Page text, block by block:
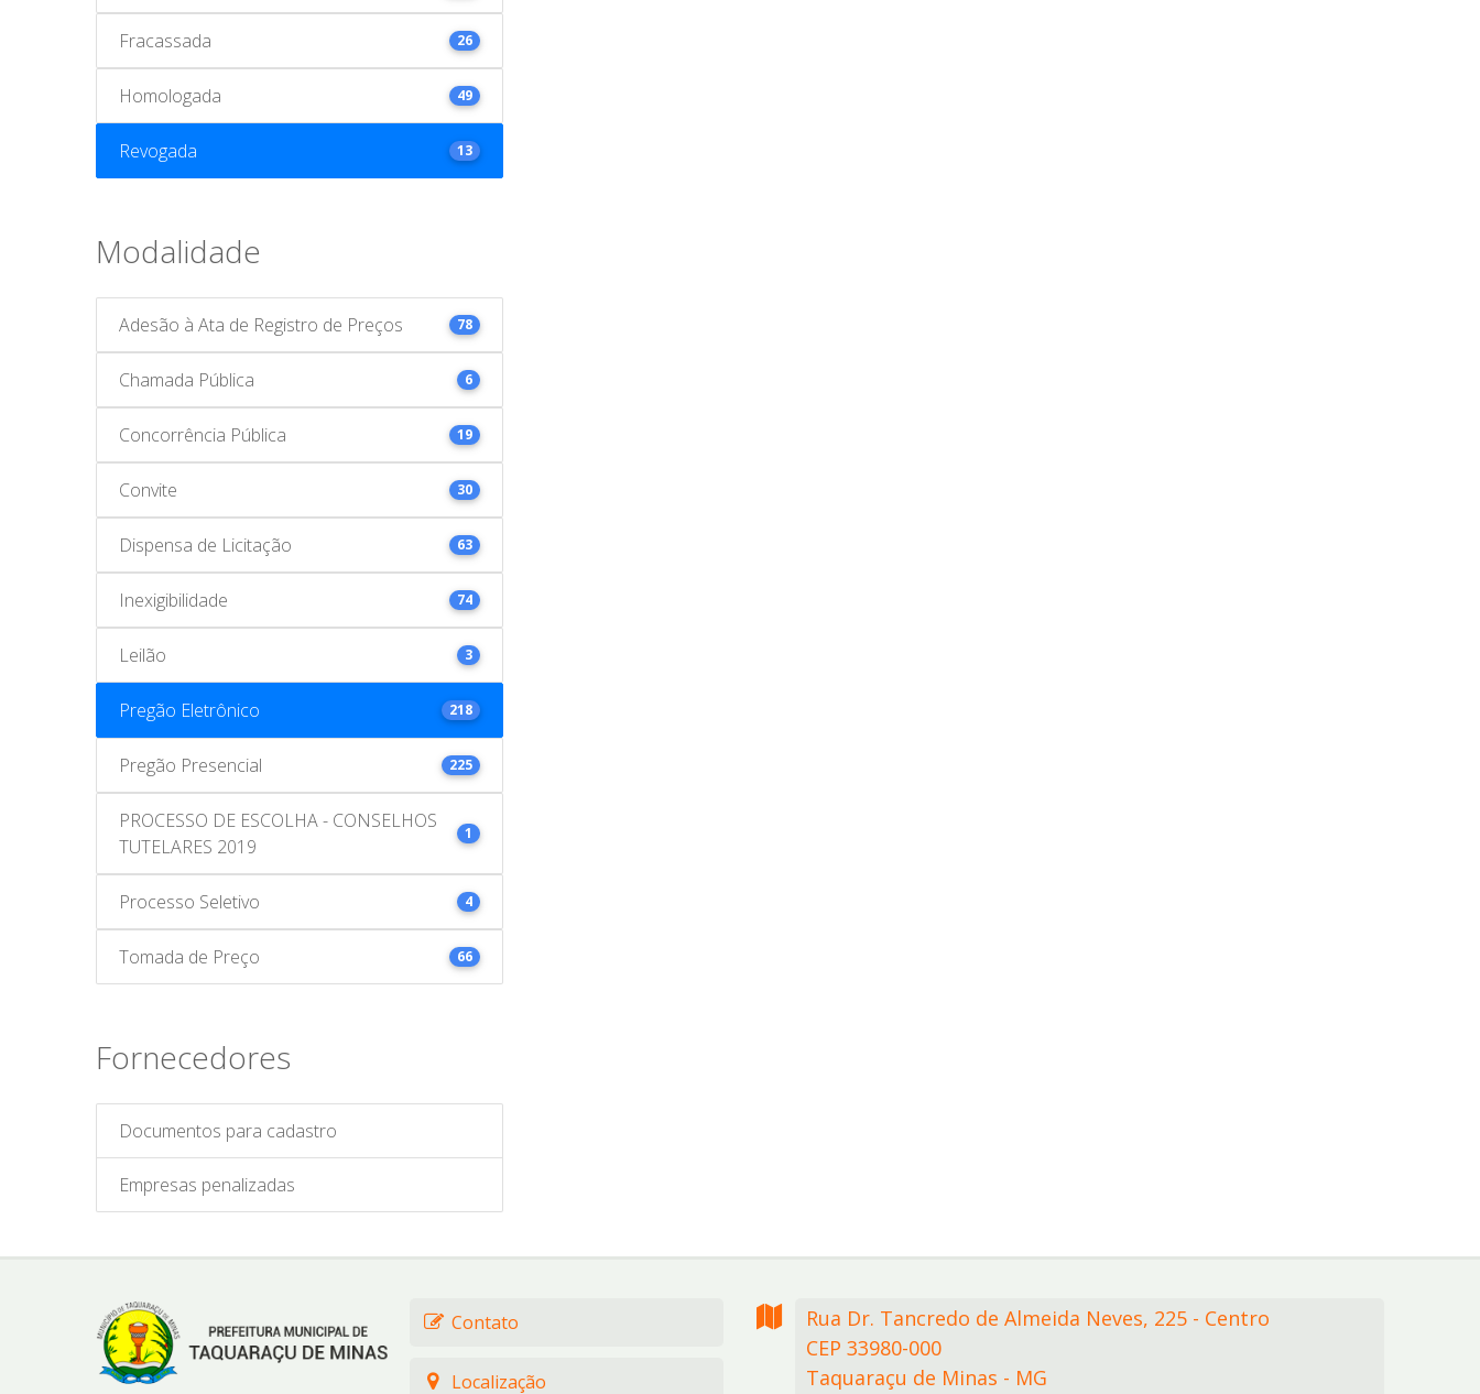
Fracassada 26
Homologada 49
Revogada 13
Modalidade
Adesão à Ata de Registro de Preços 78
Chamada Pública 6
Concorrência Pública 19
Convite 30
Dispensa de Licitação 63
Inexigibilidade 74
Leilão 3
Pregão Eletrônico 218
Pregão Presencial 225
PROCESSO DE ESCOLHA - CONSELHOS
TUTELARES 2019
1
Processo Seletivo 4
Tomada de Preço 66
Fornecedores
Documentos para cadastro
Empresas penalizadas
Contato
Localização
Rua Dr. Tancredo de Almeida Neves, 225 - Centro
CEP 33980-000
Taquaraçu de Minas - MG